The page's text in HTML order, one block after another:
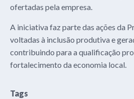
ofertadas pela empresa.
A iniciativa faz parte das ações da
voltadas à inclusão produtiva e
contribuindo para a qualificação
fortalecimento da economia local.
Tags